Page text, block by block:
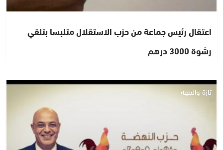
اعتقال رئيس جماعة من حزب الاستقلال متلبسا بتلقي
رشوة 3000 درهم
تازة والجهة